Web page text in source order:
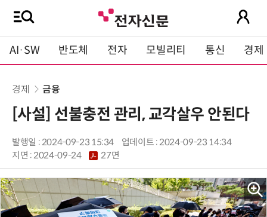
AI·SW 반도체 전자 모빌리티 통신 경제
경제 금융
[사설] 선불충전 관리, 교각살우 안된다
발행일 : 2024-09-23 15:34
업데이트 : 2024-09-23 14:34
지면 :2024-09-24 27면